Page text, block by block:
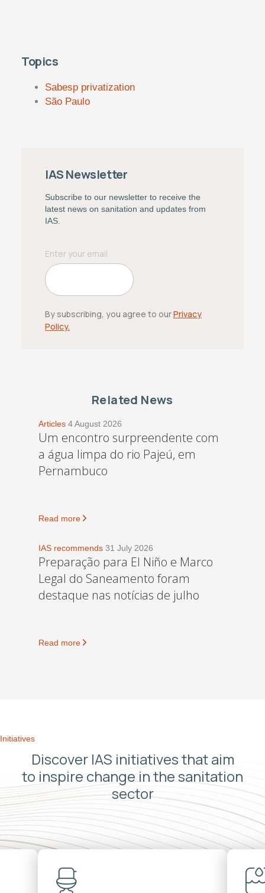
Topics
Sabesp privatization
São Paulo
IAS Newsletter
Subscribe to our newsletter to receive the
latest news on sanitation and updates from
IAS.
By subscribing, you agree to ourPrivacy
Policy.
Related News
Articles 4 August 2026
Um encontro surpreendente com
a água limpa do rio Pajeú, em
Pernambuco
Read more
IAS recommends 31 July 2026
Preparação para El Niño e Marco
Legal do Saneamento foram
destaque nas notícias de julho
Read more
Initiatives
Discover IAS initiatives that aim
to inspire change in the sanitation
sector